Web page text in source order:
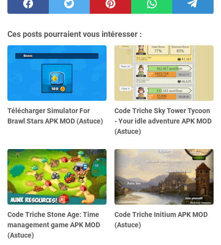
Ces posts pourraient vous intéresser :
Télécharger Simulator For
Brawl Stars APK MOD (Astuce)
Code Triche Sky Tower Tycoon
- Your idle adventure APK MOD
(Astuce)
Code Triche Stone Age: Time
management game APK MOD
(Astuce)
Code Triche Initium APK MOD
(Astuce)